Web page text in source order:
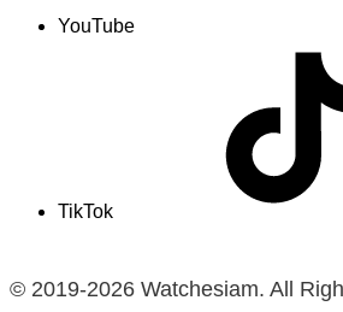
YouTube
TikTok
© 2019-2026 Watchesiam. All